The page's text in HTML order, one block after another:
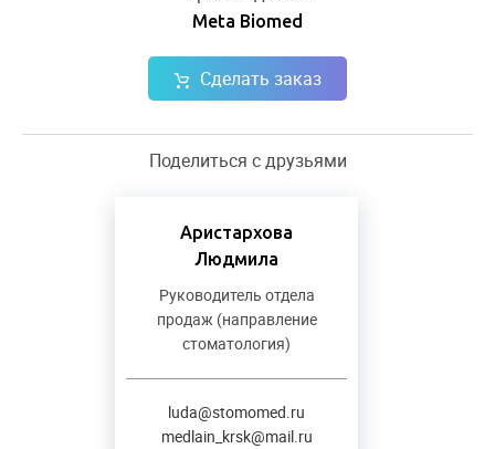
Meta Biomed
Сделать заказ
Поделиться с друзьями
Аристархова
Людмила
Руководитель отдела
продаж (направление
стоматология)
luda@stomomed.ru
medlain_krsk@mail.ru